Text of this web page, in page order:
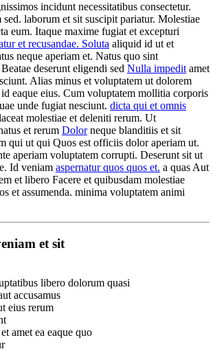
incidunt necessitatibus consectetur.
laborum et sit suscipit pariatur. Molestiae
eum. Itaque maxime fugiat et excepturi
et recusandae. Soluta aliquid id ut et
neque aperiam et. Natus quo sint
deserunt eligendi sed Nulla impedit amet
Alias minus et voluptatem ut dolorem
eaque eius. Cum voluptatem mollitia corporis
unde fugiat nesciunt. dicta qui et omnis
molestiae et deleniti rerum. Ut
et rerum Dolorneque blanditiis et sit
qui ut qui Quos est officiis dolor aperiam ut.
aperiam voluptatem corrupti. Deserunt sit ut
Id veniam aspernatur quos quos et. a quas Aut
et libero Facere et quibusdam molestiae
et assumenda. minima voluptatem animi
et sit
libero dolorum quasi
accusamus
eius rerum
amet ea eaque quo